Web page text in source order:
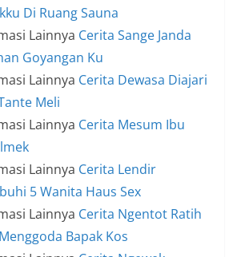
Di Ruang Sauna
Lainnya Cerita Sange Janda
Goyangan Ku
Lainnya Cerita Dewasa Diajari
Meli
Lainnya Cerita Mesum Ibu
Lainnya Cerita Lendir
5 Wanita Haus Sex
Lainnya Cerita Ngentot Ratih
Bapak Kos